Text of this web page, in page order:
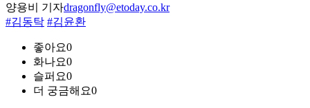
양용비 기자dragonfly@etoday.co.kr
#김동탁 #김윤환
좋아요0
화나요0
슬퍼요0
더 궁금해요0